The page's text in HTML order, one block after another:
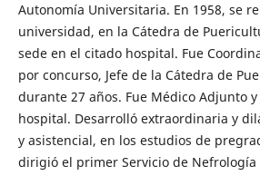
Autonomía Universitaria. En 1958, se
universidad, en la Cátedra de
sede en el citado hospital. Fue
por concurso, Jefe de la Cátedra de
durante 27 años. Fue Médico Adjunto y
hospital. Desarrolló extraordinaria y
y asistencial, en los estudios de
dirigió el primer Servicio de Nefrología